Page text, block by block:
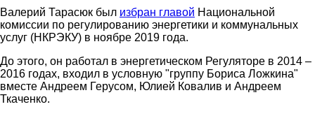
Валерий Тарасюк был избран главой Национальной
комиссии по регулированию энергетики и коммунальных
услуг (НКРЭКУ) в ноябре 2019 года.
До этого, он работал в энергетическом Регуляторе в 2014 –
2016 годах, входил в условную "группу Бориса Ложкина"
вместе Андреем Герусом, Юлией Ковалив и Андреем
Ткаченко.